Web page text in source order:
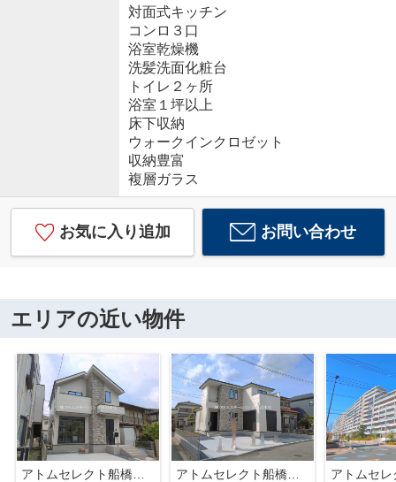
対面式キッチン
コンロ３口
浴室乾燥機
洗髪洗面化粧台
トイレ２ヶ所
浴室１坪以上
床下収納
ウォークインクロゼット
収納豊富
複層ガラス
お気に入り追加 お問い合わせ
エリアの近い物件